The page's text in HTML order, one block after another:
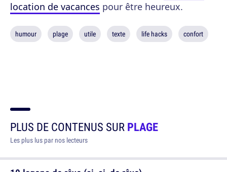
location de vacances pour être heureux.
humour plage utile texte life hacks confort
PLUS DE CONTENUS SURPLAGE
Les plus lus par nos lecteurs